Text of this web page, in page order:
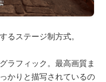
るステージ制方式。
ラフィック。最高画質ま
かりと描写されているの